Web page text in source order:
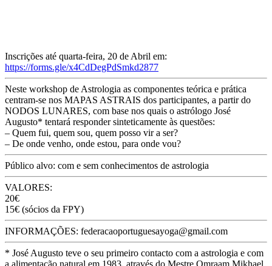
Inscrições até quarta-feira, 20 de Abril em:
https://forms.gle/x4CdDegPdSmkd2877
Neste workshop de Astrologia as componentes teórica e prática
centram-se nos MAPAS ASTRAIS dos participantes, a partir do
NODOS LUNARES, com base nos quais o astrólogo José
Augusto* tentará responder sinteticamente às questões:
– Quem fui, quem sou, quem posso vir a ser?
– De onde venho, onde estou, para onde vou?
Público alvo: com e sem conhecimentos de astrologia
VALORES:
20€
15€ (sócios da FPY)
INFORMAÇÕES: federacaoportuguesayoga@gmail.com
* José Augusto teve o seu primeiro contacto com a astrologia e com
a alimentação natural em 1983, através do Mestre Omraam Mikhael